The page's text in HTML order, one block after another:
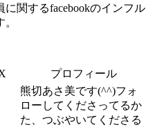
関するfacebookのインフル
プロフィール
熊切あさ美です(^^)フォ
ローしてくださってるか
た、つぶやいてくださる